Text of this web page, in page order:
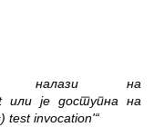
налази на
или је доступна на
test invocation'“